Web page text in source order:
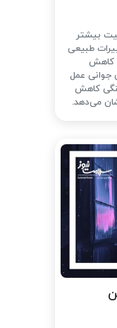
بیشتر
طبیعی
کاهش
جوانی عمل
کاهش
می‌دهد.